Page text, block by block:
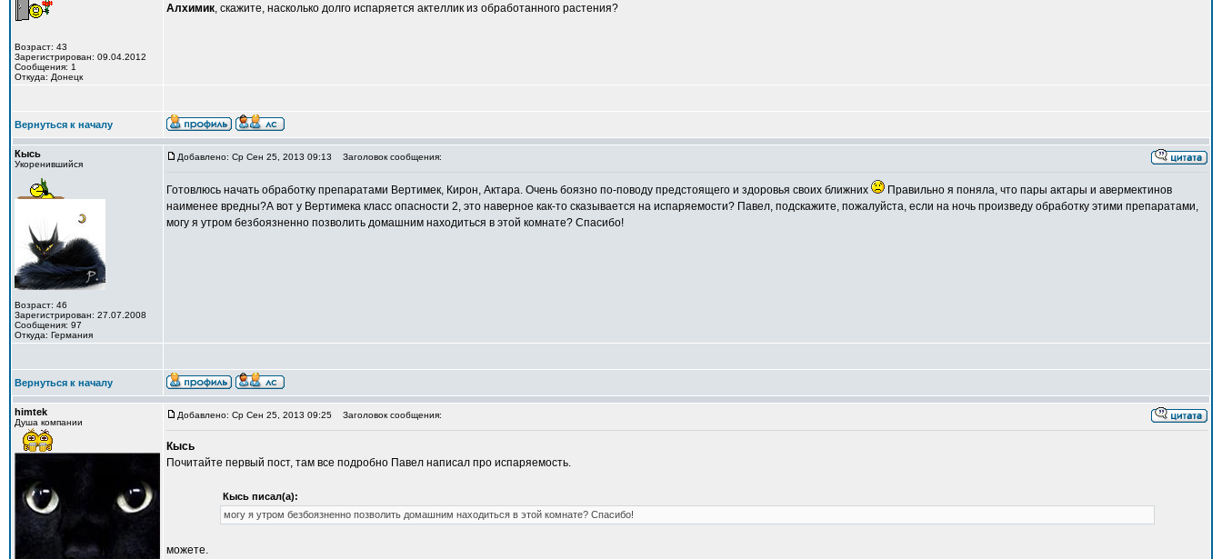
Возраст: 43
Зарегистрирован: 09.04.2012
Сообщения: 1
Откуда: Донецк
Алхимик, скажите, насколько долго испаряется актеллик из обработанного растения?
Вернуться к началу
Кысь
Укоренившийся
Возраст: 46
Зарегистрирован: 27.07.2008
Сообщения: 97
Откуда: Германия
Добавлено: Ср Сен 25, 2013 09:13 Заголовок сообщения:
Готовлюсь начать обработку препаратами Вертимек, Кирон, Актара. Очень боязно по-поводу предстоящего и здоровья своих ближних
Правильно я поняла, что пары актары и авермектинов
наименее вредны?А вот у Вертимека класс опасности 2, это наверное как-то сказывается на испаряемости? Павел, подскажите, пожалуйста, если на ночь произведу обработку этими препаратами,
могу я утром безбоязненно позволить домашним находиться в этой комнате? Спасибо!
Вернуться к началу
himtek
Душа компании
Добавлено: Ср Сен 25, 2013 09:25 Заголовок сообщения:
Кысь
Почитайте первый пост, там все подробно Павел написал про испаряемость.
Кысь писал(а):
могу я утром безбоязненно позволить домашним находиться в этой комнате? Спасибо!
можете.